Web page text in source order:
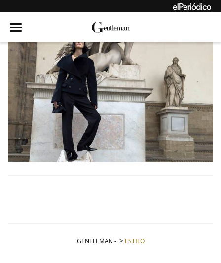
GENTLEMAN - ESTILO